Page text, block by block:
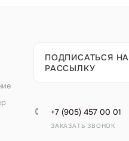
ПОДПИСАТЬСЯ НА
РАССЫЛКУ
+7 (905) 457 00 01
ЗАКАЗАТЬ ЗВОНОК